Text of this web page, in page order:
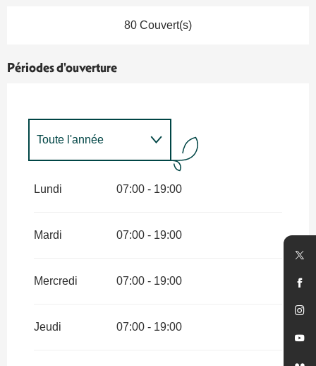
80 Couvert(s)
Périodes d'ouverture
Toute l'année
Lundi 07:00 - 19:00
Mardi 07:00 - 19:00
Mercredi 07:00 - 19:00
Jeudi 07:00 - 19:00